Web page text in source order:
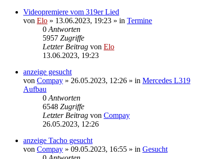
Videopremiere vom 319er Lied
von Elo » 13.06.2023, 19:23 » in Termine
0 Antworten
5957 Zugriffe
Letzter Beitrag von Elo
13.06.2023, 19:23
anzeige gesucht
von Compay » 26.05.2023, 12:26 » in Mercedes L319
Aufbau
0 Antworten
6548 Zugriffe
Letzter Beitrag von Compay
26.05.2023, 12:26
anzeige Tacho gesucht
von Compay » 09.05.2023, 16:55 » in Gesucht